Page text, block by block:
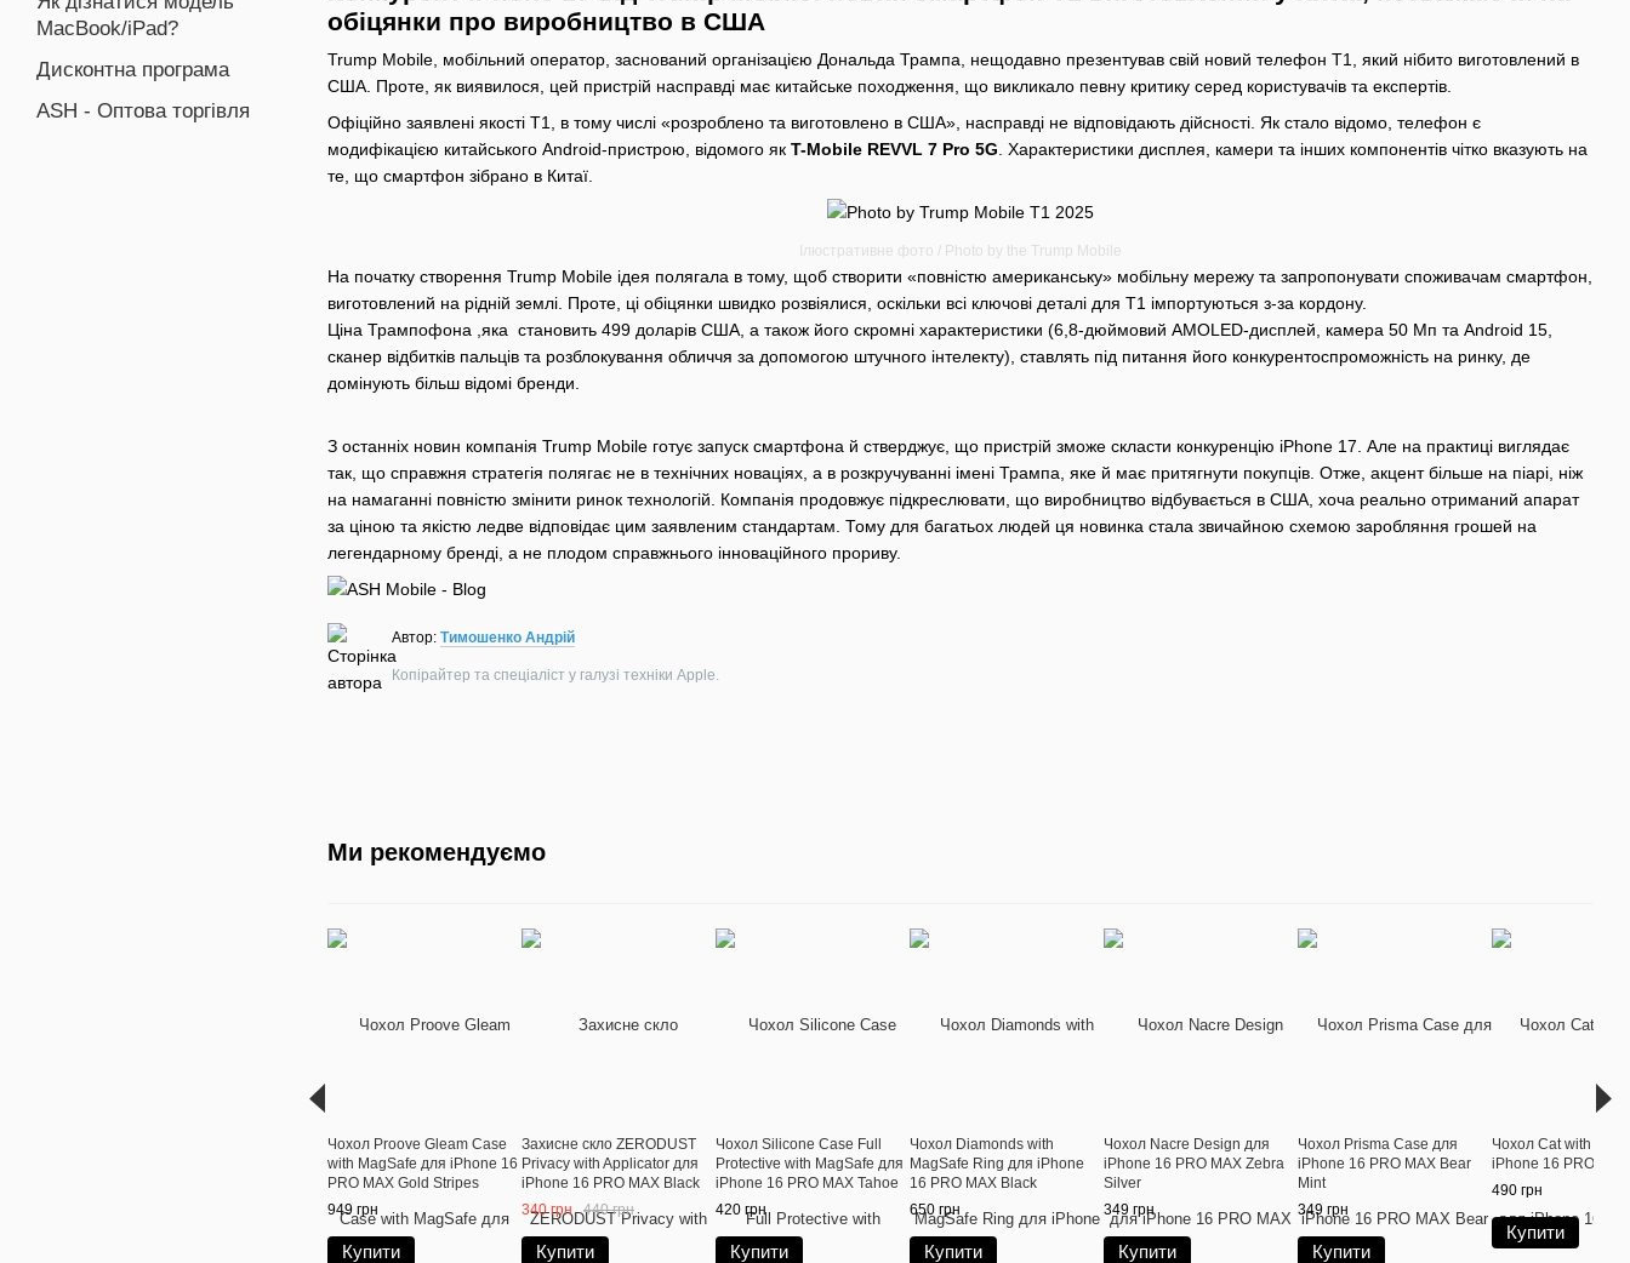
обіцянки про виробництво в США
Trump Mobile, мобільний оператор, заснований організацією Дональда Трампа, нещодавно презентував свій новий телефон T1, який нібито виготовлений в
США. Проте, як виявилося, цей пристрій насправді має китайське походження, що викликало певну критику серед користувачів та експертів.
Офіційно заявлені якості T1, в тому числі «розроблено та виготовлено в США», насправді не відповідають дійсності. Як стало відомо, телефон є
модифікацією китайського Android-пристрою, відомого як T-Mobile REVVL 7 Pro 5G . Характеристики дисплея, камери та інших компонентів чітко вказують на
те, що смартфон зібрано в Китаї.
Ілюстративне фото / Photo by the Trump Mobile
На початку створення Trump Mobile ідея полягала в тому, щоб створити «повністю американську» мобільну мережу та запропонувати споживачам смартфон,
виготовлений на рідній землі. Проте, ці обіцянки швидко розвіялися, оскільки всі ключові деталі для T1 імпортуються з-за кордону.
Ціна Трампофона ,яка становить 499 доларів США, а також його скромні характеристики (6,8-дюймовий AMOLED-дисплей, камера 50 Мп та Android 15,
сканер відбитків пальців та розблокування обличчя за допомогою штучного інтелекту), ставлять під питання його конкурентоспроможність на ринку, де
домінують більш відомі бренди.
З останніх новин компанія Trump Mobile готує запуск смартфона й стверджує, що пристрій зможе скласти конкуренцію iPhone 17. Але на практиці виглядає
так, що справжня стратегія полягає не в технічних новаціях, а в розкручуванні імені Трампа, яке й має притягнути покупців. Отже, акцент більше на піарі, ніж
на намаганні повністю змінити ринок технологій. Компанія продовжує підкреслювати, що виробництво відбувається в США, хоча реально отриманий апарат
за ціною та якістю ледве відповідає цим заявленим стандартам. Тому для багатьох людей ця новинка стала звичайною схемою заробляння грошей на
легендарному бренді, а не плодом справжнього інноваційного прориву.
Автор: Тимошенко Андрій
Копірайтер та спеціаліст у галузі техніки Apple.
Ми рекомендуємо
Чохол Proove Gleam Case
with MagSafe для iPhone 16
PRO MAX Gold Stripes
949 грн
Купити
Захисне скло ZERODUST
Privacy with Applicator для
iPhone 16 PRO MAX Black
340 грн
440 грн
Купити
Чохол Silicone Case Full
Protective with MagSafe для
iPhone 16 PRO MAX Tahoe
Blue
420 грн
Купити
Чохол Diamonds with
MagSafe Ring для iPhone
16 PRO MAX Black
650 грн
Купити
Чохол Nacre Design для
iPhone 16 PRO MAX Zebra
Silver
349 грн
Купити
Чохол Prisma Case для
iPhone 16 PRO MAX Bear
Mint
349 грн
Купити
Чохол Cat with
iPhone 16 PRO
490 грн
Купити
MacBook/iPad?
Дисконтна програма
ASH - Оптова торгівля